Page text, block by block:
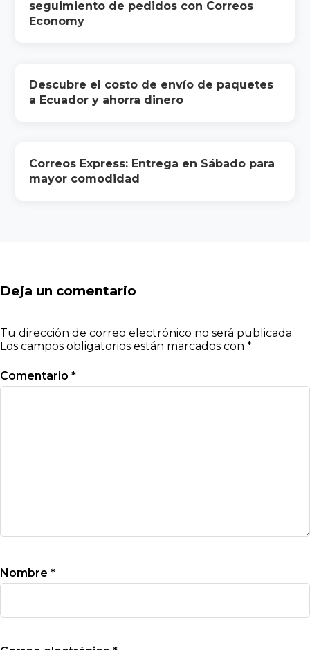
seguimiento de pedidos con Correos
Economy
Descubre el costo de envío de paquetes
a Ecuador y ahorra dinero
Correos Express: Entrega en Sábado para
mayor comodidad
Deja un comentario
Tu dirección de correo electrónico no será publicada.
Los campos obligatorios están marcados con *
Comentario *
Nombre *